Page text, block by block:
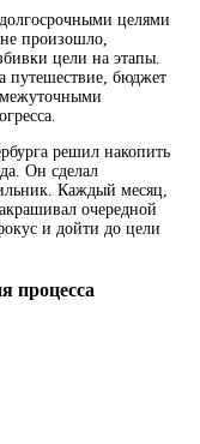
целями
произошло,
цели на этапы.
путешествие, бюджет
решил накопить
Он сделал
Каждый месяц,
очередной
и дойти до цели
процесса